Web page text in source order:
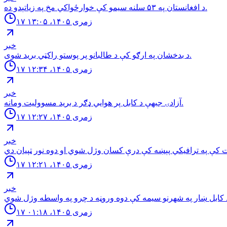
د افغانستان په ۵۳ سلنه سيمو كې خوارځواکي مخ په زياتېدو ده.
۱۷ زمری ۱۴۰۵، ۱۳:۰۵
خبر
د بدخشان په ارګو کې د طالبانو پر پوستو راکټي برید شوی.
۱۷ زمری ۱۴۰۵، ۱۲:۳۴
خبر
آزادۍ جبهې د کابل پر هوايي ډګر د برید مسوولیت ومانه.
۱۷ زمری ۱۴۰۵، ۱۲:۲۷
خبر
۱۷ زمری ۱۴۰۵، ۱۲:۲۱
خبر
۱۷ زمری ۱۴۰۵، ۰۱:۱۸